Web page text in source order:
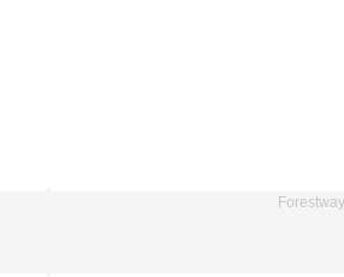
Forestway